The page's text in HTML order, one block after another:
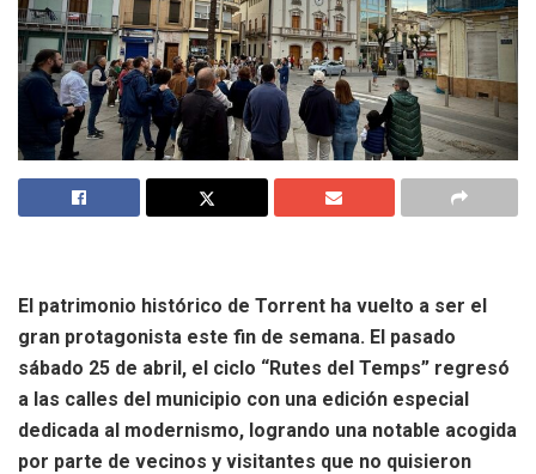
El patrimonio histórico de Torrent ha vuelto a ser el
gran protagonista este fin de semana. El pasado
sábado 25 de abril, el ciclo “Rutes del Temps” regresó
a las calles del municipio con una edición especial
dedicada al modernismo, logrando una notable acogida
por parte de vecinos y visitantes que no quisieron